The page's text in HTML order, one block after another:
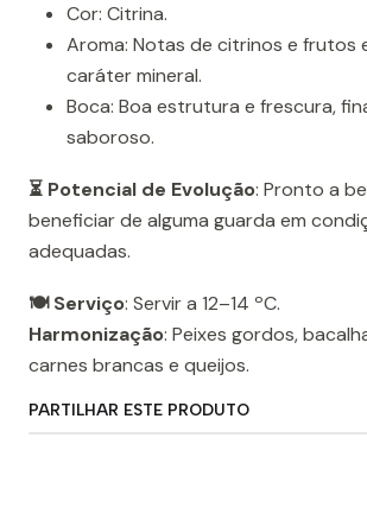
Cor: Citrina.
Aroma: Notas de citrinos e frutos
caráter mineral.
Boca: Boa estrutura e frescura,
saboroso.
⏳ Potencial de Evolução: Pronto a
beneficiar de alguma guarda em
adequadas.
🍽️ Serviço: Servir a 12–14 ºC.
Harmonização: Peixes gordos,
carnes brancas e queijos.
PARTILHAR ESTE PRODUTO